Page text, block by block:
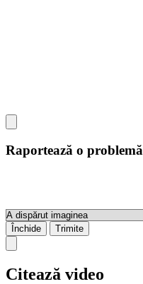
Raportează o problemă
Închide Trimite
Citează video